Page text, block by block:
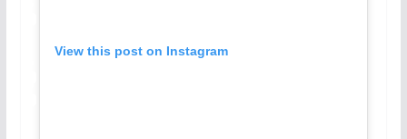
View this post on Instagram